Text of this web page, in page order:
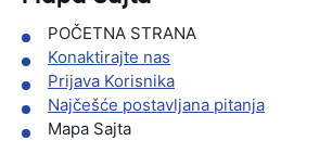
POČETNA STRANA
Konaktirajte nas
Prijava Korisnika
Najčešće postavljana pitanja
Mapa Sajta